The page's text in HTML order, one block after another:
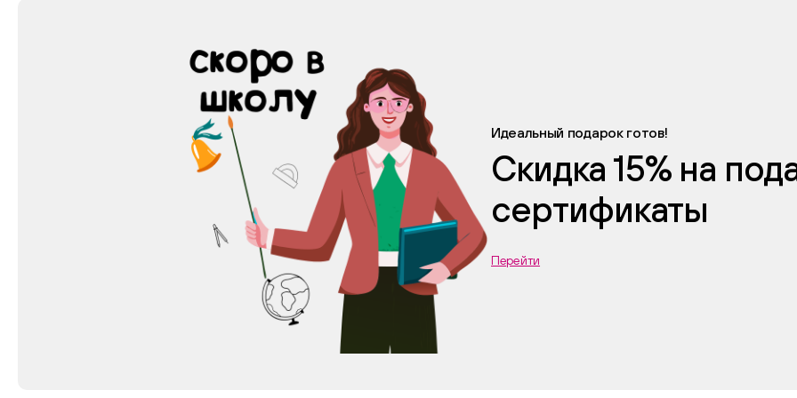
Идеальный подарок готов!
Скидка 15% на
сертификаты
Перейти